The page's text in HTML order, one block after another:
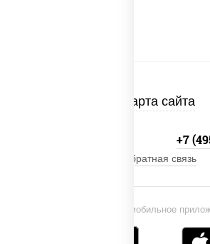
Карта сайта
Установи мобильное
+7
Обратная связь